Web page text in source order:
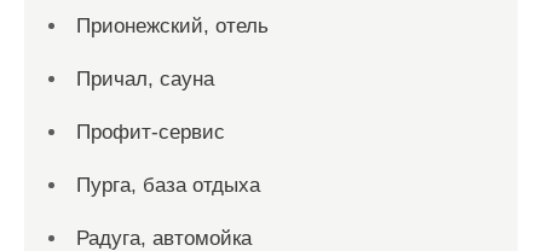
Прионежский, отель
Причал, сауна
Профит-сервис
Пурга, база отдыха
Радуга, автомойка